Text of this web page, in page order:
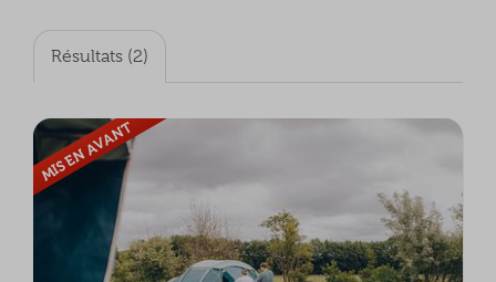
Résultats (2)
MIS EN AVANT